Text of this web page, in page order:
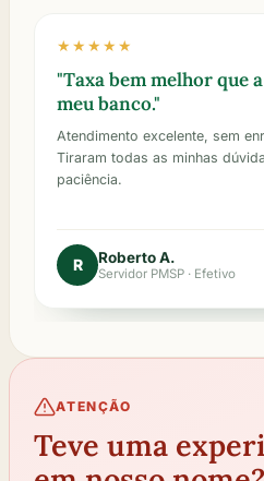
★★★★★
"Taxa bem melhor que
meu banco."
Atendimento excelente, sem
Tiraram todas as minhas
paciência.
R Roberto A.
Servidor PMSP · Efetivo
ATENÇÃO
Teve uma